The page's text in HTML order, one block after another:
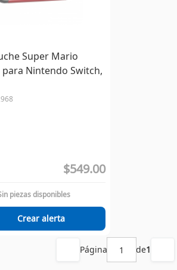
Super Mario
para Nintendo Switch,
$549.00
piezas disponibles
Crear alerta
Página de1